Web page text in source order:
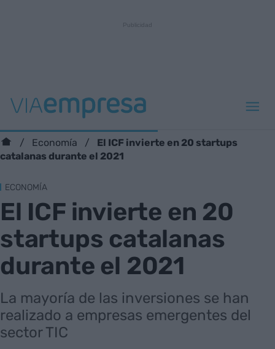
Economía
El ICF invierte en 20 startups
catalanas durante el 2021
ECONOMÍA
El ICF invierte en 20
startups catalanas
durante el 2021
La mayoría de las inversiones se han
realizado a empresas emergentes del
sector TIC